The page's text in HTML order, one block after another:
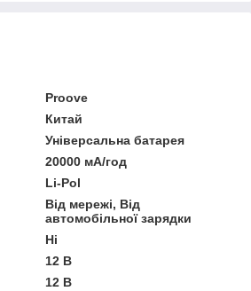
Proove
Китай
Універсальна батарея
20000 мА/год
Li-Pol
Від мережі, Від
автомобільної зарядки
Ні
12 В
12 В